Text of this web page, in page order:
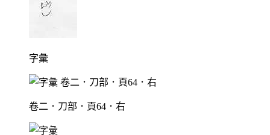
字彙
卷二．刀部．頁64．右